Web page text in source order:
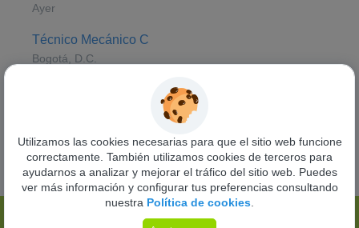
Ayer
Técnico Mecánico C
Bogotá, D.C.
Ver todas las ofertas
Funciona conPandapé
Utilizamos las cookies necesarias para que el sitio web funcione
correctamente. También utilizamos cookies de terceros para
ayudarnos a analizar y mejorar el tráfico del sitio web. Puedes
ver más información y configurar tus preferencias consultando
nuestra Política de cookies